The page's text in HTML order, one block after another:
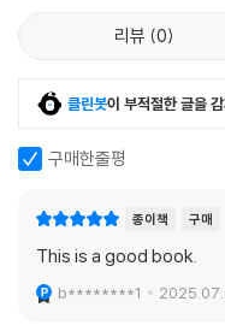
의 공동체 안에서 그리고 공
이끈다. 사람들은 우리가 행
오직 메시아적 영성만이 우
들이 부르짖어 찾는 것은 더
--- 「8장 성례가 되는 행동」 중
상상력도 없을 것이다. 그리
· 취재를 통해 현장감 있게
· 성경 본문과 현대 사상에 근
· 오늘날의 사례들로 업데이트
나온 지 10년이 지난 지금까
발점으로 남아 있다. 그러니
- 데이비드 피치 (노던 신학
이 책은 서구 교회의 집단적
관점을 제시하기 때문이다.
사한다.
리뷰 0
클린봇이 부적절한 글을
구매한줄평
종이책 구매
This is a good book.
b********1